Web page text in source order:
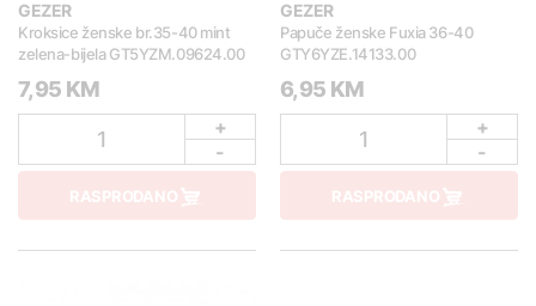
GEZER
Kroksice ženske br.35-40 mint
zelena-bijela GT5YZM.09624.00
7,95 KM
1
+
-
RASPRODANO
GEZER
Papuče ženske Fuxia 36-40
GTY6YZE.14133.00
6,95 KM
1
+
-
RASPRODANO